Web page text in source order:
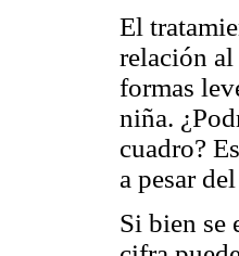
El
relación
formas
niña.
cuadro?
a pesar
Si bien se